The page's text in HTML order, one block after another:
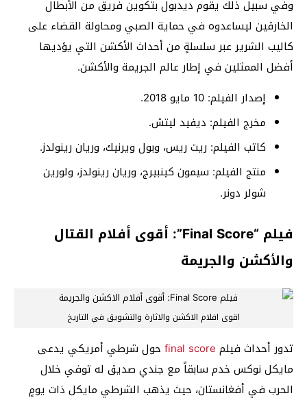
وفي سبيل ذلك يقوم ديدبول بتكوين فريق من الأبطال
الخارقين ليساعدوه في حماية الصبي ومحاولة القضاء على
كاليب الشرير عبر سلسلةٍ من أحداث الأكشن التي يؤديها
أفضل الممثلين في إطار عالم الجريمة والأكشن.
إصدار الفيلم: 10 مايو 2018.
مخرج الفيلم: ديفيد ليتش.
كاتب الفيلم: ريت ريس، وبول ويرنيك، وريان رينولدز.
منتج الفيلم: سيمون كينبيرج، وريان رينولدز، ولورين
شولر دونر.
فيلم “Final Score”: أقوى أفلام القتال
والأكشن والجريمة
اقوى افلام الاكشن والاثارة والتشويق في التاريخ
تدور أحداث فيلم final score حول شرطي أمريكي يدعى
مايكل نوكس خدم سابقاً مع جندي صديق له توفي خلال
الحرب في أفغانستان، حيث يذهب الشرطي مايكل ذات يومٍ